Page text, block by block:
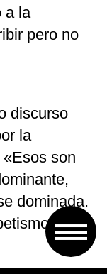
a la
pero no
discurso
la
son
dominada.
y su